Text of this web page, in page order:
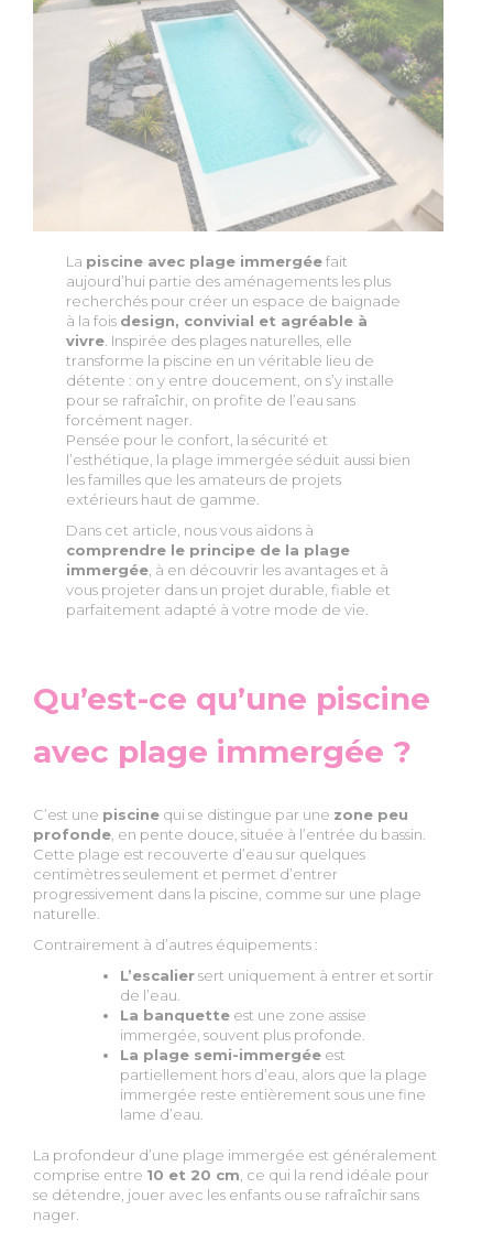
La piscine avec plage immergéefait
aujourd’hui partie des aménagements les plus
recherchés pour créer un espace de baignade
à la fois design, convivial et agréable à
vivre. Inspirée des plages naturelles, elle
transforme la piscine en un véritable lieu de
détente : on y entre doucement, on s’y installe
pour se rafraîchir, on profite de l’eau sans
forcément nager.
Pensée pour le confort, la sécurité et
l’esthétique, la plage immergée séduit aussi bien
les familles que les amateurs de projets
extérieurs haut de gamme.
Dans cet article, nous vous aidons à
comprendre le principe de la plage
immergée, à en découvrir les avantages et à
vous projeter dans un projet durable, fiable et
parfaitement adapté à votre mode de vie.
Qu’est-ce qu’une piscine
avec plage immergée ?
C’est une piscine qui se distingue par une zone peu
profonde , en pente douce, située à l’entrée du bassin.
Cette plage est recouverte d’eau sur quelques
centimètres seulement et permet d’entrer
progressivement dans la piscine, comme sur une plage
naturelle.
Contrairement à d’autres équipements :
L’escaliersert uniquement à entrer et sortir
de l’eau.
La banquette est une zone assise
immergée, souvent plus profonde.
La plage semi-immergée est
partiellement hors d’eau, alors que la plage
immergée reste entièrement sous une fine
lame d’eau.
La profondeur d’une plage immergée est généralement
comprise entre 10 et 20 cm, ce qui la rend idéale pour
se détendre, jouer avec les enfants ou se rafraîchir sans
nager.